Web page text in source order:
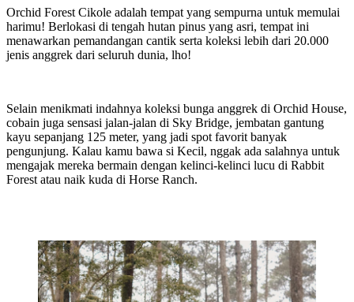
Orchid Forest Cikole adalah tempat yang sempurna untuk memulai
harimu! Berlokasi di tengah hutan pinus yang asri, tempat ini
menawarkan pemandangan cantik serta koleksi lebih dari 20.000
jenis anggrek dari seluruh dunia, lho!
Selain menikmati indahnya koleksi bunga anggrek di Orchid House,
cobain juga sensasi jalan-jalan di Sky Bridge, jembatan gantung
kayu sepanjang 125 meter, yang jadi spot favorit banyak
pengunjung. Kalau kamu bawa si Kecil, nggak ada salahnya untuk
mengajak mereka bermain dengan kelinci-kelinci lucu di Rabbit
Forest atau naik kuda di Horse Ranch.